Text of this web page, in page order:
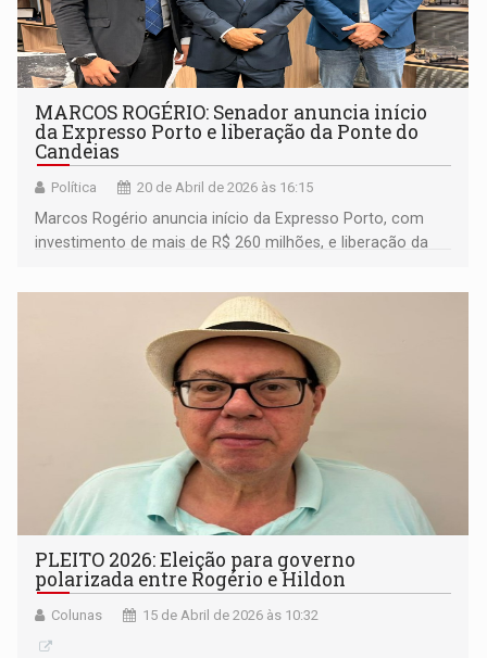
MARCOS ROGÉRIO: Senador anuncia início
da Expresso Porto e liberação da Ponte do
Candeias
Política 20 de Abril de 2026 às 16:15
Marcos Rogério anuncia início da Expresso Porto, com
investimento de mais de R$ 260 milhões, e liberação da
PLEITO 2026: Eleição para governo
polarizada entre Rogério e Hildon
Colunas 15 de Abril de 2026 às 10:32